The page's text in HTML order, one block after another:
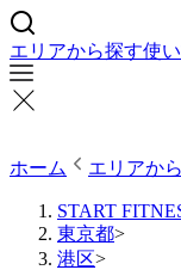
エリアから探す使
ホーム エリアか
START
東京都>
港区>